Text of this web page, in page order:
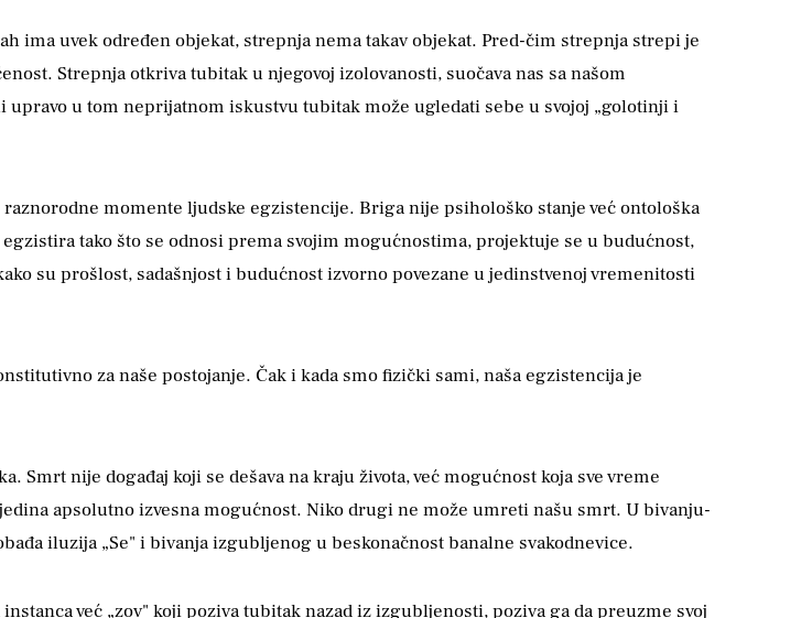
ima uvek određen objekat, strepnja nema takav objekat. Pred-čim strepnja strepi je
Strepnja otkriva tubitak u njegovoj izolovanosti, suočava nas sa našom
u tom neprijatnom iskustvu tubitak može ugledati sebe u svojoj „golotinji i
momente ljudske egzistencije. Briga nije psihološko stanje već ontološka
tako što se odnosi prema svojim mogućnostima, projektuje se u budućnost,
su prošlost, sadašnjost i budućnost izvorno povezane u jedinstvenoj vremenitosti
za naše postojanje. Čak i kada smo fizički sami, naša egzistencija je
nije događaj koji se dešava na kraju života, već mogućnost koja sve vreme
apsolutno izvesna mogućnost. Niko drugi ne može umreti našu smrt. U bivanju-
iluzija „Se" i bivanja izgubljenog u beskonačnost banalne svakodnevice.
već „zov" koji poziva tubitak nazad iz izgubljenosti, poziva ga da preuzme svoj